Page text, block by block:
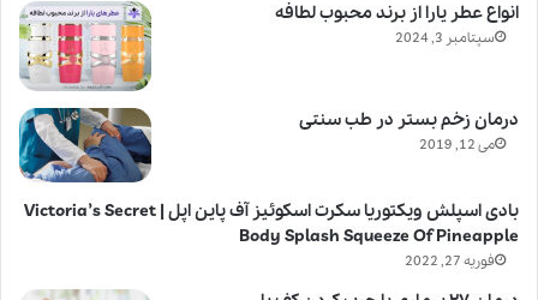
انواع عطر یارا از برند محبوب لطافه
سپتامبر 3, 2024
درمان زخم بستر در طب سنتی
می 12, 2019
بادی اسپلش ویکتوریا سکرت اسکوئیز آف پاین اپل | Victoria’s Secret
Body Splash Squeeze Of Pineapple
فوریه 27, 2022